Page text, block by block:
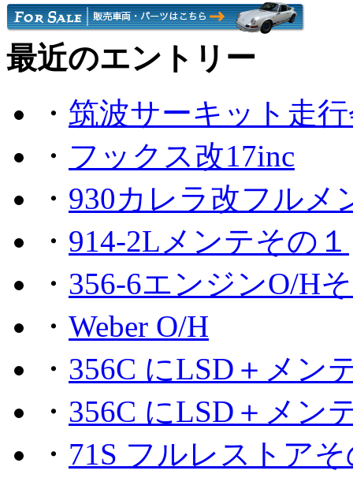
最近のエントリー
・ 筑波サーキット走
・ フックス改17inc
・ 930カレラ改フルメ
・ 914-2Lメンテその１
・ 356-6エンジンO/H
・ Weber O/H
・ 356C にLSD＋メン
・ 356C にLSD＋メン
・ 71S フルレストア